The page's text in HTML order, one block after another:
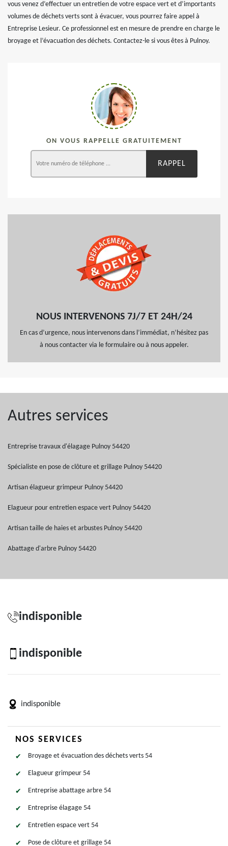
vous venez d’effectuer un entretien de votre espace vert et d’importants
volumes de déchets verts sont à évacuer, vous pourrez faire appel à
Entreprise Lesieur. Ce professionnel est en mesure de prendre en charge le
broyage et l’évacuation des déchets. Contactez-le si vous êtes à Pulnoy.
ON VOUS RAPPELLE GRATUITEMENT
NOUS INTERVENONS 7J/7 ET 24H/24
En cas d’urgence, nous intervenons dans l’immédiat, n’hésitez pas
à nous contacter via le formulaire ou à nous appeler.
Autres services
Entreprise travaux d'élagage Pulnoy 54420
Spécialiste en pose de clôture et grillage Pulnoy 54420
Artisan élagueur grimpeur Pulnoy 54420
Elagueur pour entretien espace vert Pulnoy 54420
Artisan taille de haies et arbustes Pulnoy 54420
Abattage d'arbre Pulnoy 54420
indisponible
indisponible
indisponible
NOS SERVICES
Broyage et évacuation des déchets verts 54
Elagueur grimpeur 54
Entreprise abattage arbre 54
Entreprise élagage 54
Entretien espace vert 54
Pose de clôture et grillage 54